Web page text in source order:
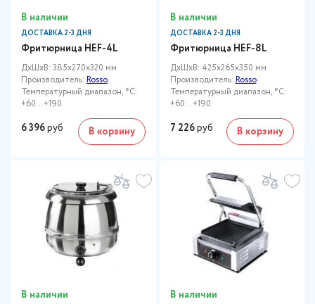
В наличии
ДОСТАВКА 2-3 ДНЯ
Фритюрница HEF-4L
ДxШxВ: 385x270x320 мм
Производитель: Rosso
Температурный диапазон, °C:
+60…+190
6 396руб В корзину
В наличии
ДОСТАВКА 2-3 ДНЯ
Фритюрница HEF-8L
ДxШxВ: 425x265x350 мм
Производитель: Rosso
Температурный диапазон, °C:
+60…+190
7 226руб В корзину
В наличии
В наличии